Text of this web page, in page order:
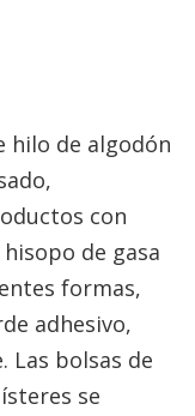
hilo de algodón
con
de gasa
formas,
adhesivo,
Las bolsas de
se